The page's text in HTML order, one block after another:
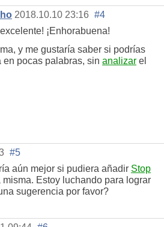
2018.10.10 23:16 #4
¡Enhorabuena!
y me gustaría saber si podrías
pocas palabras, sin analizar el
#5
aún mejor si pudiera añadir Stop
Estoy luchando para lograr
sugerencia por favor?